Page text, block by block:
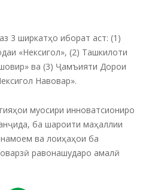
3 ширкатҳо иборат аст: (1)
«Нексигол», (2) Ташкилоти
ва (3) Ҷамъияти Дорои
Навовар».
муосири инноватсиониро
ба шароити маҳаллии
ва лоиҳаҳои ба
равонашударо амалӣ